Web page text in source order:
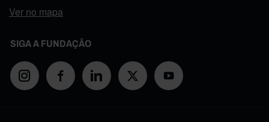
Ver no mapa
SIGA A FUNDAÇÃO